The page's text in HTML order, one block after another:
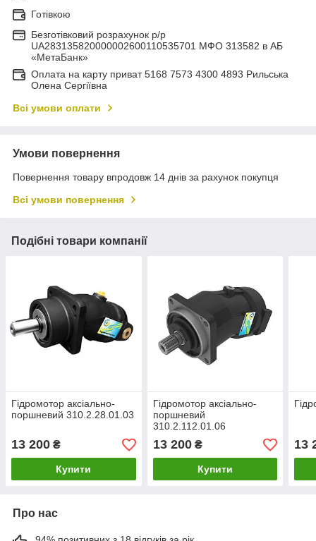
Готівкою
Безготівковий розрахунок р/р
UA283135820000002600110535701 МФО 313582 в АБ
«МетаБанк»
Оплата на карту приват 5168 7573 4300 4893 Рильська
Олена Сергіївна
Всі умови оплати
Умови повернення
Повернення товару впродовж 14 днів за рахунок покупця
Всі умови повернення
Подібні товари компанії
Гідромотор аксіально-
поршневий 310.2.28.01.03
13 200 ₴
Купити
Гідромотор аксіально-
поршневий
310.2.112.01.06
13 200₴
Купити
13
Про нас